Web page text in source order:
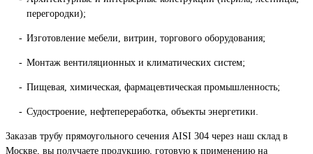
перегородки);
Изготовление мебели, витрин, торгового оборудования;
Монтаж вентиляционных и климатических систем;
Пищевая, химическая, фармацевтическая промышленность;
Судостроение, нефтепереработка, объекты энергетики.
Заказав трубу прямоугольного сечения AISI 304 через наш склад в
Москве, вы получаете продукцию, готовую к применению на